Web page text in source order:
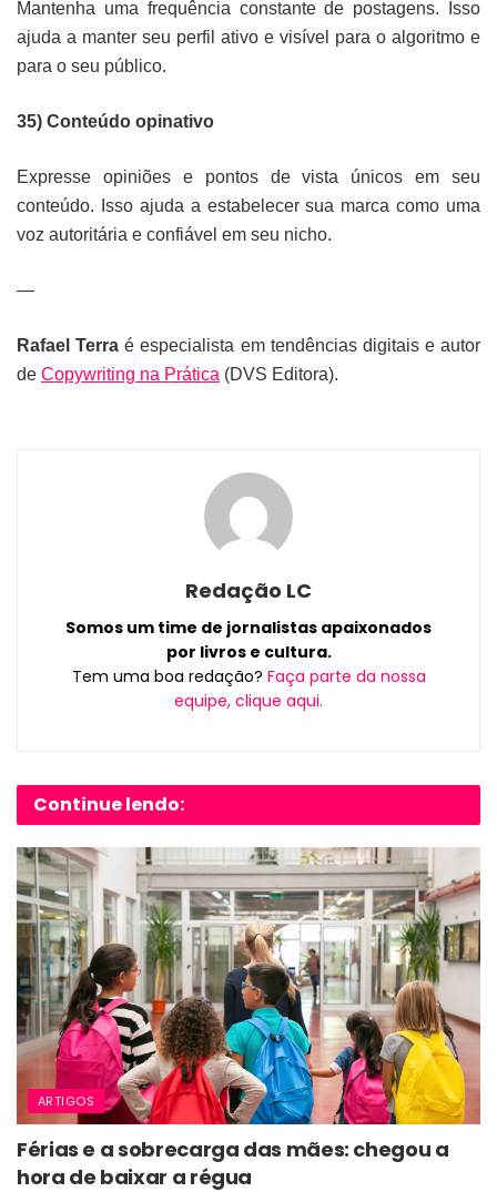
Mantenha uma frequência constante de postagens. Isso
ajuda a manter seu perfil ativo e visível para o algoritmo e
para o seu público.
35) Conteúdo opinativo
Expresse opiniões e pontos de vista únicos em seu
conteúdo. Isso ajuda a estabelecer sua marca como uma
voz autoritária e confiável em seu nicho.
—
Rafael Terra é especialista em tendências digitais e autor
de Copywriting na Prática (DVS Editora).
Redação LC
Somos um time de jornalistas apaixonados
por livros e cultura.
Tem uma boa redação? Faça parte da nossa
equipe, clique aqui.
Continue lendo:
ARTIGOS
Férias e a sobrecarga das mães: chegou a
hora de baixar a régua